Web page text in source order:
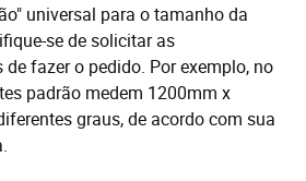
universal para o tamanho da
se de solicitar as
fazer o pedido. Por exemplo, no
padrão medem 1200mm x
graus, de acordo com sua